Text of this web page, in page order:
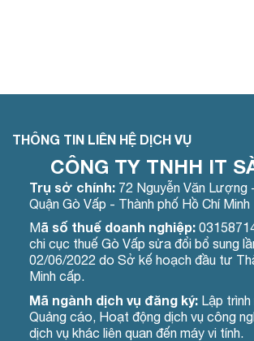
THÔNG TIN LIÊN HỆ DỊCH VỤ
CÔNG TY TNHH IT
Trụ sở chính:72 Nguyễn Văn Lượng
Quận Gò Vấp - Thành phố Hồ Chí Minh
Mã số thuế doanh nghiệp:
chi cục thuế Gò Vấp sửa đổi bổ sung
02/06/2022 do Sở kế hoạch đầu tư
Minh cấp.
Mã ngành dịch vụ đăng ký:Lập trình
Quảng cáo, Hoạt động dịch vụ công
dịch vụ khác liên quan đến máy vi tính.